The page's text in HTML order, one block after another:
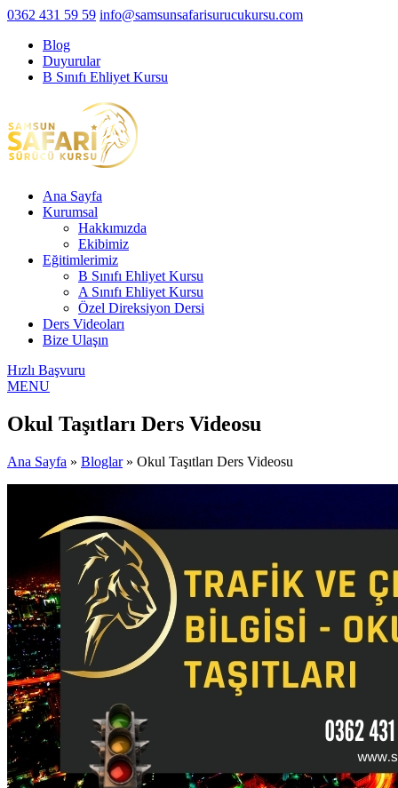
0362 431 59 59 info@samsunsafarisurucukursu.com
Blog
Duyurular
B Sınıfı Ehliyet Kursu
Ana Sayfa
Kurumsal
Hakkımızda
Ekibimiz
Eğitimlerimiz
B Sınıfı Ehliyet Kursu
A Sınıfı Ehliyet Kursu
Özel Direksiyon Dersi
Ders Videoları
Bize Ulaşın
Hızlı Başvuru
MENU
Okul Taşıtları Ders Videosu
Ana Sayfa » Bloglar » Okul Taşıtları Ders Videosu